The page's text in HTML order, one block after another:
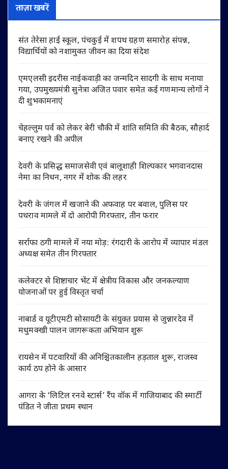
ताज़ा खबरें
संत तेरेसा हाई स्कूल, पंचकुई में शपथ ग्रहण समारोह संपन्न,
विद्यार्थियों को नशामुक्त जीवन का दिया संदेश
एमएलसी इदरीस नाईकवाड़ी का जन्मदिन सादगी के साथ मनाया
गया, उपमुख्यमंत्री सुनेत्रा अजित पवार समेत कई गणमान्य लोगों ने
दी शुभकामनाएं
चेहल्लुम पर्व को लेकर बेरी चौकी में शांति समिति की बैठक, सौहार्द
बनाए रखने की अपील
देवरी के प्रसिद्ध समाजसेवी एवं बालूशाही शिल्पकार भगवानदास
नेमा का निधन, नगर में शोक की लहर
देवरी के जंगल में खजाने की अफवाह पर बवाल, पुलिस पर
पथराव मामले में दो आरोपी गिरफ्तार, तीन फरार
सर्राफा ठगी मामले में नया मोड़: रंगदारी के आरोप में व्यापार मंडल
अध्यक्ष समेत तीन गिरफ्तार
कलेक्टर से शिष्टाचार भेंट में क्षेत्रीय विकास और जनकल्याण
योजनाओं पर हुई विस्तृत चर्चा
नाबार्ड व यूटीएमटी सोसायटी के संयुक्त प्रयास से जुन्नारदेव में
मधुमक्खी पालन जागरूकता अभियान शुरू
रायसेन में पटवारियों की अनिश्चितकालीन हड़ताल शुरू, राजस्व
कार्य ठप होने के आसार
आगरा के ‘लिटिल रनवे स्टार्स’ रैंप वॉक में गाजियाबाद की स्मार्टी
पंडित ने जीता प्रथम स्थान